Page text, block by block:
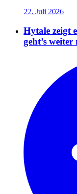
22. Juli 2026
Hytale zeigt
geht’s